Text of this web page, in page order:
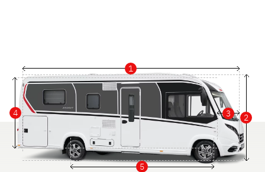
1
2
3
4
5